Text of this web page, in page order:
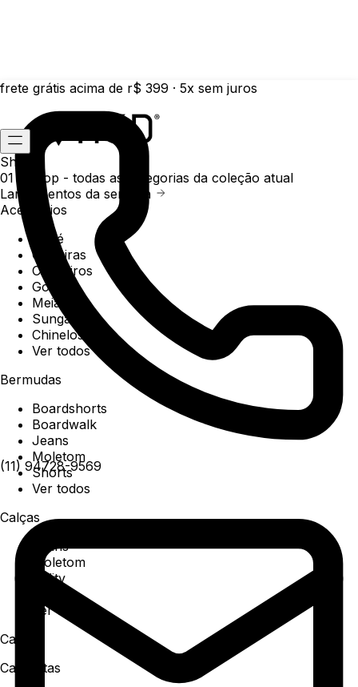
frete grátis acima de r$ 399 · 5x sem juros
(11) 94728-9569
Shop
01 /
Shop - todas as categorias da coleção atual
Lançamentos da semana
Acessórios
Boné
Carteiras
Chaveiros
Gorros
Meias
Sunga
Chinelos
Ver todos
Bermudas
Boardshorts
Boardwalk
Jeans
Moletom
Shorts
Ver todos
Calças
Jeans
Moletom
Utility
Ver todos
Camisa
Camisetas